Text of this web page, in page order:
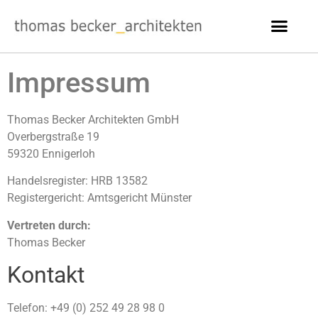
Impressum
Thomas Becker Architekten GmbH
Overbergstraße 19
59320 Ennigerloh
Handelsregister: HRB 13582
Registergericht: Amtsgericht Münster
Vertreten durch:
Thomas Becker
Kontakt
Telefon: +49 (0) 252 49 28 98 0